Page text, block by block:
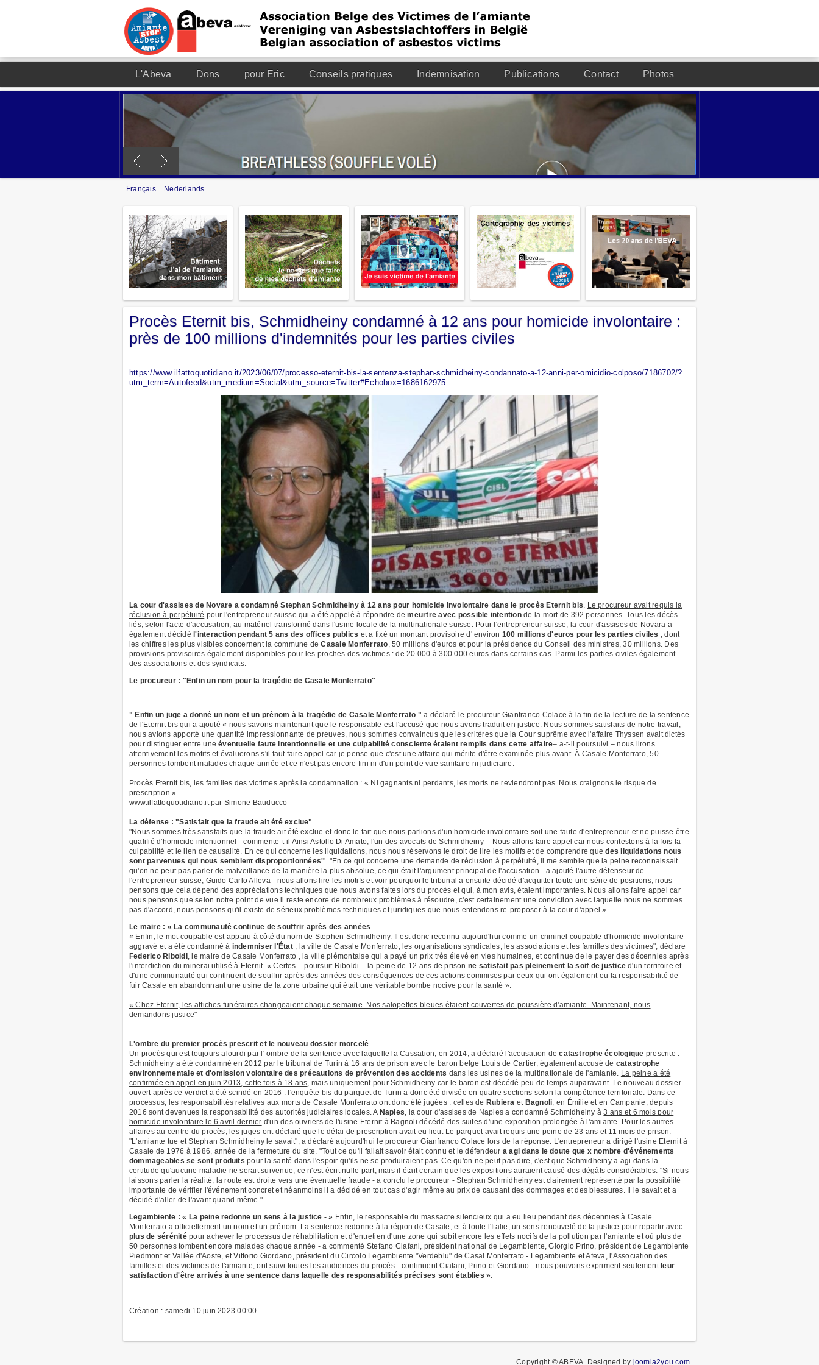
L'Abeva Dons pour Eric Conseils pratiques Indemnisation Publications Contact Photos
Français Nederlands
Procès Eternit bis, Schmidheiny condamné à 12 ans pour homicide involontaire :
près de 100 millions d'indemnités pour les parties civiles
https://www.ilfattoquotidiano.it/2023/06/07/processo-eternit-bis-la-sentenza-stephan-schmidheiny-condannato-a-12-anni-per-omicidio-colposo/7186702/?
utm_term=Autofeed&utm_medium=Social&utm_source=Twitter#Echobox=1686162975
La cour d'assises de Novare a condamné Stephan Schmidheiny à 12 ans pour homicide involontaire dans le procès Eternit bis. Le procureur avait requis la
réclusion à perpétuité pour l'entrepreneur suisse qui a été appelé à répondre demeurtre avec possible intentionde la mort de 392 personnes. Tous les décès
liés, selon l'acte d'accusation, au matériel transformé dans l'usine locale de la multinationale suisse. Pour l'entrepreneur suisse, la cour d'assises de Novara a
également décidé l'interaction pendant 5 ans des offices publics et a fixé un montant provisoire d' environ 100 millions d'euros pour les parties civiles , dont
les chiffres les plus visibles concernent la commune de Casale Monferrato, 50 millions d'euros et pour la présidence du Conseil des ministres, 30 millions. Des
provisions provisoires également disponibles pour les proches des victimes : de 20 000 à 300 000 euros dans certains cas. Parmi les parties civiles également
des associations et des syndicats.
Le procureur : "Enfin un nom pour la tragédie de Casale Monferrato"
" Enfin un juge a donné un nom et un prénom à la tragédie de Casale Monferrato " a déclaré le procureur Gianfranco Colace à la fin de la lecture de la sentence
de l'Eternit bis qui a ajouté « nous savons maintenant que le responsable est l'accusé que nous avons traduit en justice. Nous sommes satisfaits de notre travail,
nous avions apporté une quantité impressionnante de preuves, nous sommes convaincus que les critères que la Cour suprême avec l'affaire Thyssen avait dictés
pour distinguer entre uneéventuelle faute intentionnelle et une culpabilité consciente étaient remplis dans cette affaire– a-t-il poursuivi – nous lirons
attentivement les motifs et évaluerons s'il faut faire appel car je pense que c'est une affaire qui mérite d'être examinée plus avant. À Casale Monferrato, 50
personnes tombent malades chaque année et ce n'est pas encore fini ni d'un point de vue sanitaire ni judiciaire.
Procès Eternit bis, les familles des victimes après la condamnation : « Ni gagnants ni perdants, les morts ne reviendront pas. Nous craignons le risque de
prescription »
www.ilfattoquotidiano.it par Simone Bauducco
La défense : "Satisfait que la fraude ait été exclue"
"Nous sommes très satisfaits que la fraude ait été exclue et donc le fait que nous parlions d'un homicide involontaire soit une faute d'entrepreneur et ne puisse être
qualifié d'homicide intentionnel - commente-t-il Ainsi Astolfo Di Amato, l'un des avocats de Schmidheiny – Nous allons faire appel car nous contestons à la fois la
culpabilité et le lien de causalité. En ce qui concerne les liquidations, nous nous réservons le droit de lire les motifs et de comprendre que des liquidations nous
sont parvenues qui nous semblent disproportionnées'". "En ce qui concerne une demande de réclusion à perpétuité, il me semble que la peine reconnaissait
qu'on ne peut pas parler de malveillance de la manière la plus absolue, ce qui était l'argument principal de l'accusation - a ajouté l'autre défenseur de
l'entrepreneur suisse, Guido Carlo Alleva - nous allons lire les motifs et voir pourquoi le tribunal a ensuite décidé d'acquitter toute une série de positions, nous
pensons que cela dépend des appréciations techniques que nous avons faites lors du procès et qui, à mon avis, étaient importantes. Nous allons faire appel car
nous pensons que selon notre point de vue il reste encore de nombreux problèmes à résoudre, c'est certainement une conviction avec laquelle nous ne sommes
pas d'accord, nous pensons qu'il existe de sérieux problèmes techniques et juridiques que nous entendons re-proposer à la cour d'appel ».
Le maire : « La communauté continue de souffrir après des années
« Enfin, le mot coupable est apparu à côté du nom de Stephen Schmidheiny. Il est donc reconnu aujourd'hui comme un criminel coupable d'homicide involontaire
aggravé et a été condamné à indemniser l'État, la ville de Casale Monferrato, les organisations syndicales, les associations et les familles des victimes", déclare
Federico Riboldi, le maire de Casale Monferrato , la ville piémontaise qui a payé un prix très élevé en vies humaines, et continue de le payer des décennies après
l'interdiction du minerai utilisé à Eternit. « Certes – poursuit Riboldi – la peine de 12 ans de prison ne satisfait pas pleinement la soif de justice d'un territoire et
d'une communauté qui continuent de souffrir après des années des conséquences de ces actions commises par ceux qui ont également eu la responsabilité de
fuir Casale en abandonnant une usine de la zone urbaine qui était une véritable bombe nocive pour la santé ».
« Chez Eternit, les affiches funéraires changeaient chaque semaine. Nos salopettes bleues étaient couvertes de poussière d'amiante. Maintenant, nous
demandons justice"
L'ombre du premier procès prescrit et le nouveau dossier morcelé
Un procès qui est toujours alourdi par l' ombre de la sentence avec laquelle la Cassation, en 2014, a déclaré l'accusation decatastrophe écologique prescrite .
Schmidheiny a été condamné en 2012 par le tribunal de Turin à 16 ans de prison avec le baron belge Louis de Cartier, également accusé de catastrophe
environnementale et d'omission volontaire des précautions de prévention des accidents dans les usines de la multinationale de l'amiante. La peine a été
confirmée en appel en juin 2013, cette fois à 18 ans, mais uniquement pour Schmidheiny car le baron est décédé peu de temps auparavant. Le nouveau dossier
ouvert après ce verdict a été scindé en 2016 : l'enquête bis du parquet de Turin a donc été divisée en quatre sections selon la compétence territoriale. Dans ce
processus, les responsabilités relatives aux morts de Casale Monferrato ont donc été jugées : celles de Rubiera et Bagnoli, en Émilie et en Campanie, depuis
2016 sont devenues la responsabilité des autorités judiciaires locales. A Naples, la cour d'assises de Naples a condamné Schmidheiny à3 ans et 6 mois pour
homicide involontaire le 6 avril dernier d'un des ouvriers de l'usine Eternit à Bagnoli décédé des suites d'une exposition prolongée à l'amiante. Pour les autres
affaires au centre du procès, les juges ont déclaré que le délai de prescription avait eu lieu. Le parquet avait requis une peine de 23 ans et 11 mois de prison.
"L'amiante tue et Stephan Schmidheiny le savait", a déclaré aujourd'hui le procureur Gianfranco Colace lors de la réponse. L'entrepreneur a dirigé l'usine Eternit à
Casale de 1976 à 1986, année de la fermeture du site. "Tout ce qu'il fallait savoir était connu et le défendeur a agi dans le doute que x nombre d'événements
dommageables se sont produitspour la santé dans l'espoir qu'ils ne se produiraient pas. Ce qu'on ne peut pas dire, c'est que Schmidheiny a agi dans la
certitude qu'aucune maladie ne serait survenue, ce n'est écrit nulle part, mais il était certain que les expositions auraient causé des dégâts considérables. "Si nous
laissons parler la réalité, la route est droite vers une éventuelle fraude - a conclu le procureur - Stephan Schmidheiny est clairement représenté par la possibilité
importante de vérifier l'événement concret et néanmoins il a décidé en tout cas d'agir même au prix de causant des dommages et des blessures. Il le savait et a
décidé d'aller de l'avant quand même."
Legambiente : « La peine redonne un sens à la justice - » Enfin, le responsable du massacre silencieux qui a eu lieu pendant des décennies à Casale
Monferrato a officiellement un nom et un prénom. La sentence redonne à la région de Casale, et à toute l'Italie, un sens renouvelé de la justice pour repartir avec
plus de sérénitépour achever le processus de réhabilitation et d'entretien d'une zone qui subit encore les effets nocifs de la pollution par l'amiante et où plus de
50 personnes tombent encore malades chaque année - a commenté Stefano Ciafani, président national de Legambiente, Giorgio Prino, président de Legambiente
Piedmont et Vallée d'Aoste, et Vittorio Giordano, président du Circolo Legambiente "Verdeblu" de Casal Monferrato - Legambiente et Afeva, l'Association des
familles et des victimes de l'amiante, ont suivi toutes les audiences du procès - continuent Ciafani, Prino et Giordano - nous pouvons expriment seulement leur
satisfaction d'être arrivés à une sentence dans laquelle des responsabilités précises sont établies ».
Création : samedi 10 juin 2023 00:00
Copyright © ABEVA. Designed by joomla2you.com